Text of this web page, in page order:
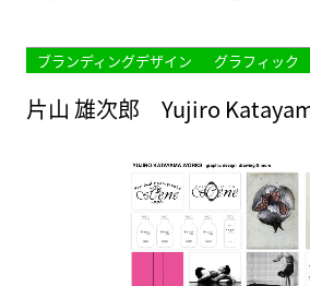
ブランディングデザイン グラフィック
片山 雄次郎 Yujiro